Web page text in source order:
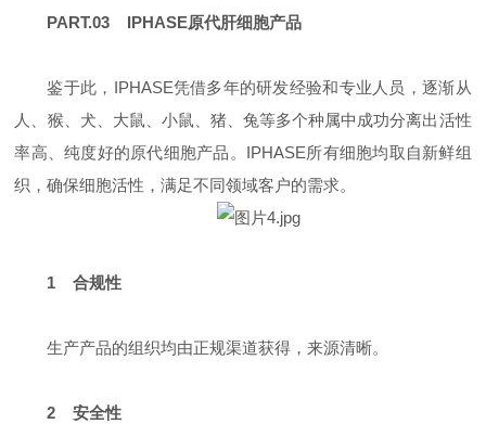
PART.03 IPHASE原代肝细胞产品
鉴于此，IPHASE凭借多年的研发经验和专业人员，逐渐从
人、猴、犬、大鼠、小鼠、猪、兔等多个种属中成功分离出活性
率高、纯度好的原代细胞产品。IPHASE所有细胞均取自新鲜组
织，确保细胞活性，满足不同领域客户的需求。
1 合规性
生产产品的组织均由正规渠道获得，来源清晰。
2 安全性